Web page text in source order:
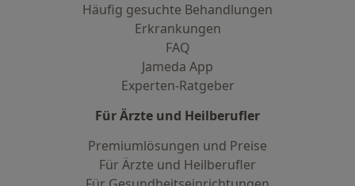
Häufig gesuchte Behandlungen
Erkrankungen
FAQ
Jameda App
Experten-Ratgeber
Für Ärzte und Heilberufler
Premiumlösungen und Preise
Für Ärzte und Heilberufler